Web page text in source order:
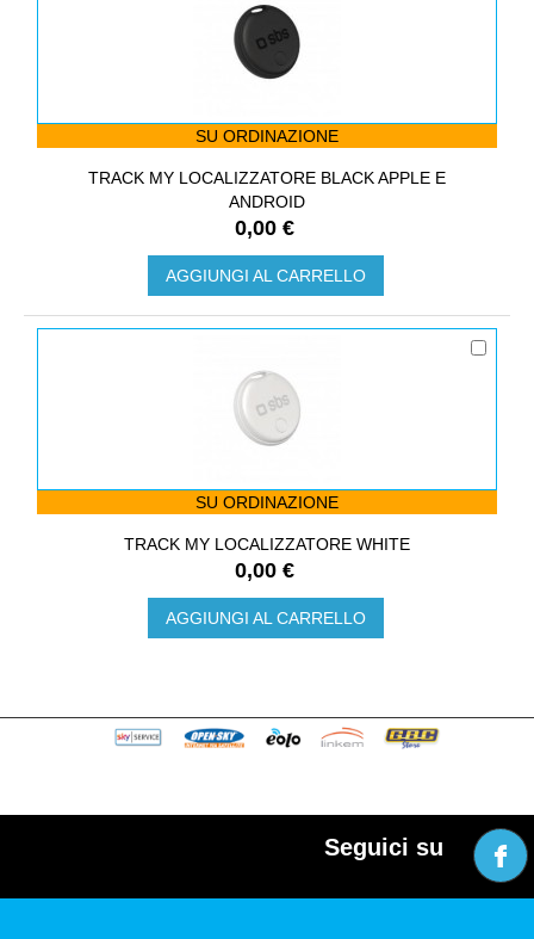
SU ORDINAZIONE
TRACK MY LOCALIZZATORE BLACK APPLE E
ANDROID
0,00 €
AGGIUNGI AL CARRELLO
SU ORDINAZIONE
TRACK MY LOCALIZZATORE WHITE
0,00 €
AGGIUNGI AL CARRELLO
Seguici su